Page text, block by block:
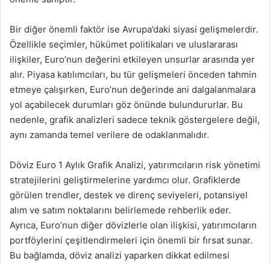
Bir diğer önemli faktör ise Avrupa’daki siyasi gelişmelerdir.
Özellikle seçimler, hükümet politikaları ve uluslararası
ilişkiler, Euro’nun değerini etkileyen unsurlar arasında yer
alır. Piyasa katılımcıları, bu tür gelişmeleri önceden tahmin
etmeye çalışırken, Euro’nun değerinde ani dalgalanmalara
yol açabilecek durumları göz önünde bulundururlar. Bu
nedenle, grafik analizleri sadece teknik göstergelere değil,
aynı zamanda temel verilere de odaklanmalıdır.
Döviz Euro 1 Aylık Grafik Analizi, yatırımcıların risk yönetimi
stratejilerini geliştirmelerine yardımcı olur. Grafiklerde
görülen trendler, destek ve direnç seviyeleri, potansiyel
alım ve satım noktalarını belirlemede rehberlik eder.
Ayrıca, Euro’nun diğer dövizlerle olan ilişkisi, yatırımcıların
portföylerini çeşitlendirmeleri için önemli bir fırsat sunar.
Bu bağlamda, döviz analizi yaparken dikkat edilmesi